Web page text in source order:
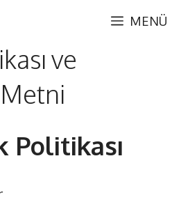
MENÜ
ve
Politikası